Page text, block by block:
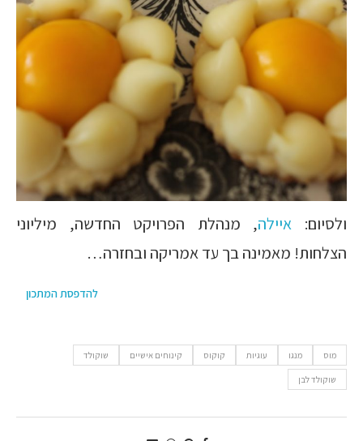
ולסיום: איילה, מנהלת הפרויקט החדשה, מיליוני
הצלחות! מאמינה בך עד אמריקה ובחזרה…
להדפסת המתכון
מוס מנגו עוגיות קוקוס קינוחים אישיים שוקולד
שוקולד לבן